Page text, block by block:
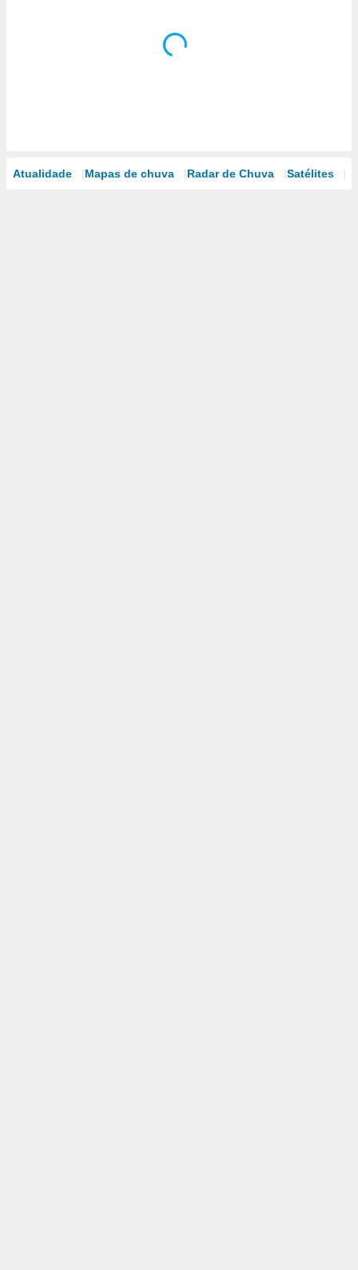
Atualidade Mapas de chuva Radar de Chuva Satélites